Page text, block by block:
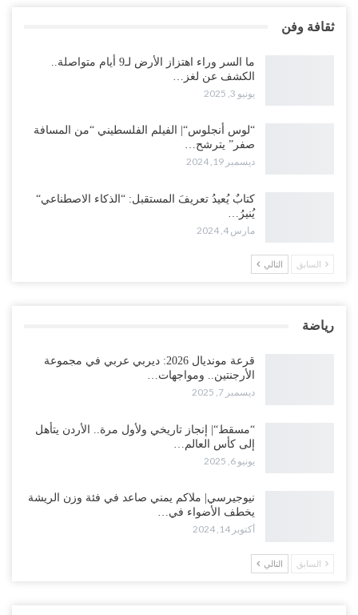
ثقافة وفن
ما السر وراء اهتزاز الأرض لـ9 أيام متواصلة..
الكشف عن لغز…
يونيو 3, 2025
“لوس أنجلوس“| الفيلم الفلسطيني “من المسافة
صفر” يترشح…
ديسمبر 19, 2024
كتابٌ يُعيدُ تعريفَ المستقبل: “الذكاء الاصطناعي“
يُنيرُ…
مارس 4, 2024
السابق التالي
رياضة
قرعة مونديال 2026: ديربي عربي في مجموعة
الأرجنتين.. ومواجهات…
ديسمبر 7, 2025
“مسقط“| إنجاز تاريخي ولأول مرة.. الأردن يتأهل
إلى كأس العالم…
يونيو 6, 2025
نيوجيرسي| ملاكم يمني صاعد في فئة وزن الريشة
يخطف الأضواء في…
أكتوبر 14, 2024
السابق التالي